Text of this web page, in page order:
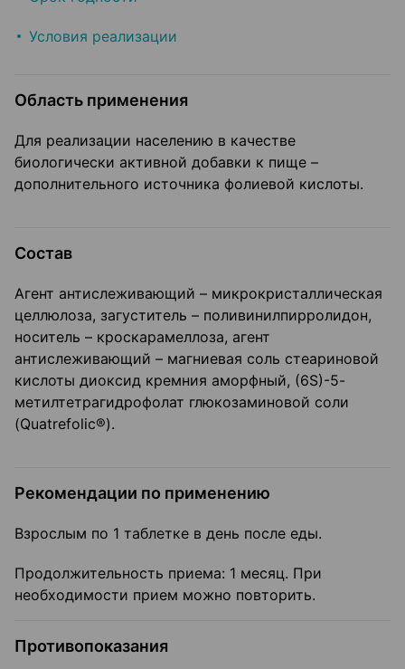
Условия реализации
Область применения
Для реализации населению в качестве
биологически активной добавки к пище –
дополнительного источника фолиевой кислоты.
Состав
Агент антислеживающий – микрокристаллическая
целлюлоза, загуститель – поливинилпирролидон,
носитель – кроскарамеллоза, агент
антислеживающий – магниевая соль стеариновой
кислоты диоксид кремния аморфный, (6S)-5-
метилтетрагидрофолат глюкозаминовой соли
(Quatrefolic®).
Рекомендации по применению
Взрослым по 1 таблетке в день после еды.
Продолжительность приема: 1 месяц. При
необходимости прием можно повторить.
Противопоказания